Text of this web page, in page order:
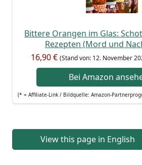
Bit­te­re Oran­gen im Glas:
Rezep­ten (Mord und
16,90 € (Stand von: 12. Novem­ber
Bei Ama­zon
(* = Affi­lia­te-Link / Bild­quel­le: Amazon-
View this page in English